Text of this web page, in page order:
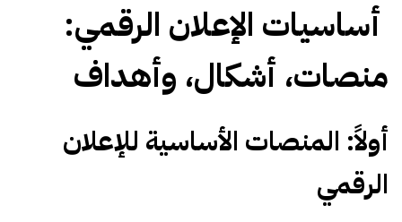
أساسيات الإعلان الرقمي:
منصات، أشكال، وأهداف
أولاً: المنصات الأساسية للإعلان
الرقمي